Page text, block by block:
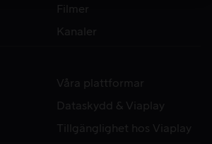
Filmer
Kanaler
Våra plattformar
Dataskydd & Viaplay
Tillgänglighet hos Viaplay